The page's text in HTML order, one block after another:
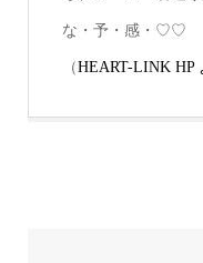
な・予・感・♡♡
（HEART-LINK HP